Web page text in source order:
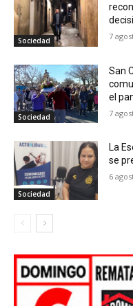
Sociedad 7
Sociedad
San
el
7
Sociedad
La
se
6